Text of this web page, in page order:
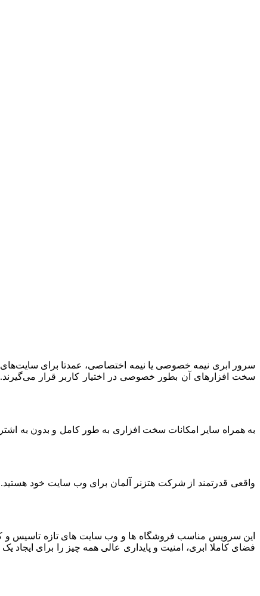
سرور ابری نیمه خصوصی یا نیمه اختصاصی، عمدتا برای سایت‌های
سخت افزارهای آن بطور خصوصی در اختیار کاربر قرار